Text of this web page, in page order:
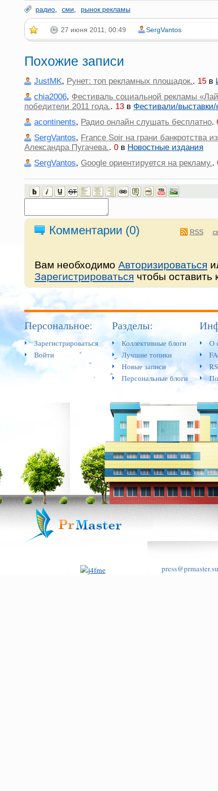
радио сми рынок рекламы
27 июня 2011, 00:49 SergVantos
Похожие записи
JustMK, Рунет: топ рекламных площадок.. 15 в
chia2006, Фестиваль социальной рекламы
победители 2011 года.. 13 в Фестивали/выставки/
acontinents, Радио онлайн слушать бесплатно.
SergVantos, France Soir на грани банкротства
Александра Пугачева.. 0 в Новостные издания
SergVantos, Google ориентируется на рекламу..
Комментарии (0) RSS
Вам необходимо Авторизироваться
Зарегистрироваться чтобы оставить
Персональное:
Зарегистрироваться
Войти
Разделы:
Коллективные блоги
Лучшие топики
Новые записи
Персональные блоги
О
press@prmaster.su